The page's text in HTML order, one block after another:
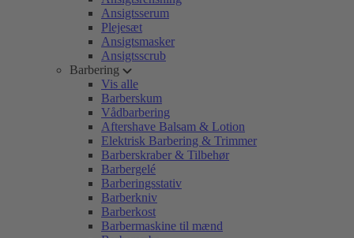
Ansigtsserum
Plejesæt
Ansigtsmasker
Ansigtsscrub
Barbering
Vis alle
Barberskum
Vådbarbering
Aftershave Balsam & Lotion
Elektrisk Barbering & Trimmer
Barberskraber & Tilbehør
Barbergelé
Barberingsstativ
Barberkniv
Barberkost
Barbermaskine til mænd